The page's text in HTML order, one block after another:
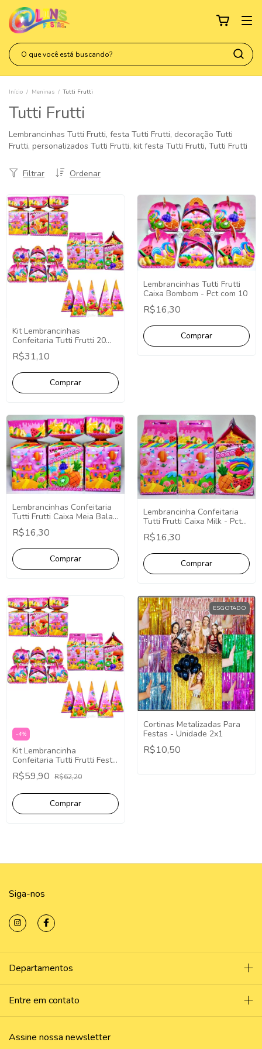
Início / Meninas / Tutti Frutti
Tutti Frutti
Lembrancinhas Tutti Frutti, festa Tutti Frutti, decoração Tutti
Frutti, personalizados Tutti Frutti, kit festa Tutti Frutti, Tutti Frutti
Ordenar
Filtrar
Kit Lembrancinhas
Confeitaria Tutti Frutti 20
Caixinhas Festa Fácil
Decoração
R$31,10
Lembrancinhas Tutti Frutti
Caixa Bombom - Pct com 10
R$16,30
Lembrancinhas Confeitaria
Tutti Frutti Caixa Meia Bala -
Pct com 10
R$16,30
Lembrancinha Confeitaria
Tutti Frutti Caixa Milk - Pct
com 10
R$16,30
-4%
Kit Lembrancinha
Confeitaria Tutti Frutti Festa
Facil Papelaria 40 Caixinhas
R$59,90 R$62,20
ESGOTADO
Cortinas Metalizadas Para
Festas - Unidade 2x1
R$10,50
Siga-nos
Departamentos
Entre em contato
Assine nossa newsletter